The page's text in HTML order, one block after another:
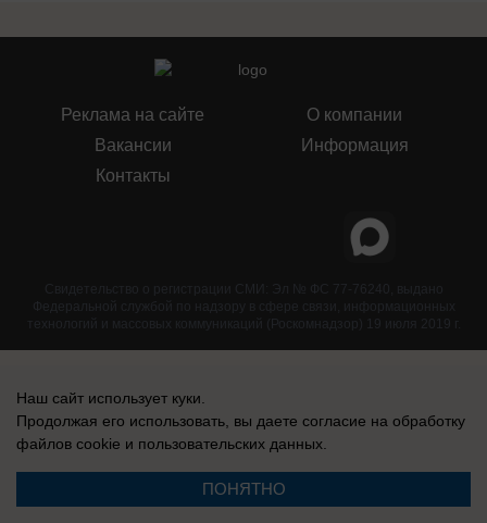
Реклама на сайте
Вакансии
Контакты
О компании
Информация
Свидетельство о регистрации СМИ: Эл № ФС 77-76240, выдано
Федеральной службой по надзору в сфере связи, информационных
технологий и массовых коммуникаций (Роскомнадзор) 19 июля 2019 г.
Наш сайт использует куки.
Продолжая его использовать, вы даете согласие на обработку
файлов cookie и пользовательских данных.
ПОНЯТНО